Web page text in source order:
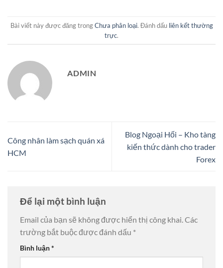
Bài viết này được đăng trongChưa phân loại. Đánh dấu liên kết thường
trực.
ADMIN
Công nhân làm sạch quán xá
HCM
Blog Ngoại Hối – Kho tàng
kiến thức dành cho trader
Forex
Để lại một bình luận
Email của bạn sẽ không được hiển thị công khai.Các
trường bắt buộc được đánh dấu *
Bình luận*